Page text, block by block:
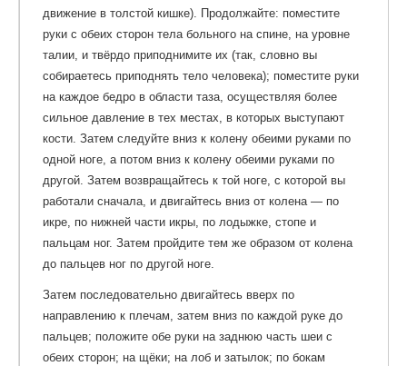
движение в толстой кишке). Продолжайте: поместите
руки с обеих сторон тела больного на спине, на уровне
талии, и твёрдо приподнимите их (так, словно вы
собираетесь приподнять тело человека); поместите руки
на каждое бедро в области таза, осуществляя более
сильное давление в тех местах, в которых выступают
кости. Затем следуйте вниз к колену обеими руками по
одной ноге, а потом вниз к колену обеими руками по
другой. Затем возвращайтесь к той ноге, с которой вы
работали сначала, и двигайтесь вниз от колена — по
икре, по нижней части икры, по лодыжке, стопе и
пальцам ног. Затем пройдите тем же образом от колена
до пальцев ног по другой ноге.
Затем последовательно двигайтесь вверх по
направлению к плечам, затем вниз по каждой руке до
пальцев; положите обе руки на заднюю часть шеи с
обеих сторон; на щёки; на лоб и затылок; по бокам